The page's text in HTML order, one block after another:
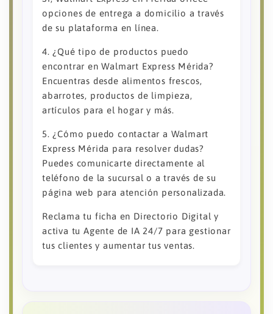
opciones de entrega a domicilio a través
de su plataforma en línea.
4. ¿Qué tipo de productos puedo
encontrar en Walmart Express Mérida?
Encuentras desde alimentos frescos,
abarrotes, productos de limpieza,
artículos para el hogar y más.
5. ¿Cómo puedo contactar a Walmart
Express Mérida para resolver dudas?
Puedes comunicarte directamente al
teléfono de la sucursal o a través de su
página web para atención personalizada.
Reclama tu ficha en Directorio Digital y
activa tu Agente de IA 24/7 para gestionar
tus clientes y aumentar tus ventas.